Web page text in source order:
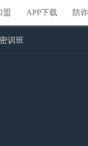
盟 APP下载 防
训班